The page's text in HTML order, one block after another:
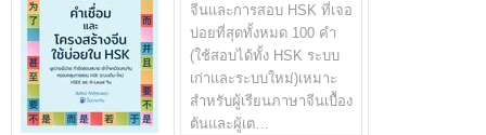
จีนและการสอบ HSK ที่เจอ
บ่อยที่สุดทั้งหมด 100 คำ
(ใช้สอบได้ทั้ง HSK ระบบ
เก่าและระบบใหม่)เหมาะ
สำหรับผู้เรียนภาษาจีนเบื้อง
ต้นและผู้เต…